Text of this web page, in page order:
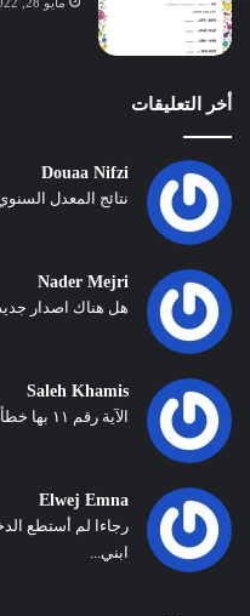
أخر التعليقات
Douaa Nifzi
نتائج المعدل
Nader Mejri
هل هناك اصدار
Saleh Khamis
الآية رقم ١١ بها خطأ لا تَسْمَعُ فِيها لاغِيَةً لقد ضمت التا...
Elwej Emna
رجاءا لم أستطع
ابني...